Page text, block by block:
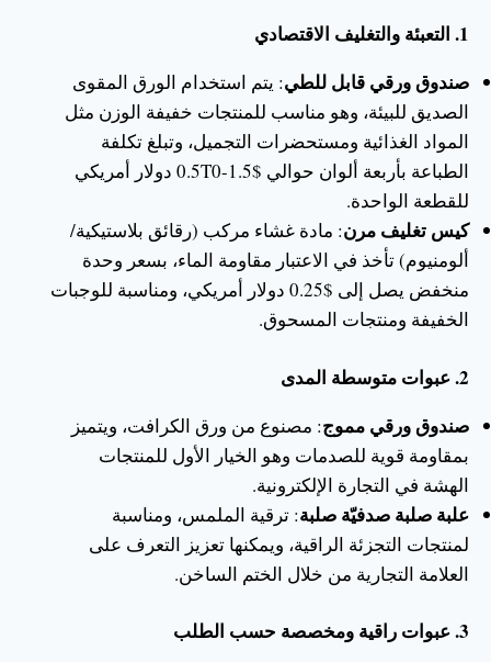
1. التعبئة والتغليف الاقتصادي
صندوق ورقي قابل للطي: يتم استخدام الورق المقوى
الصديق للبيئة، وهو مناسب للمنتجات خفيفة الوزن مثل
المواد الغذائية ومستحضرات التجميل، وتبلغ تكلفة
الطباعة بأربعة ألوان حوالي $0.5T0-1.5 دولار أمريكي
للقطعة الواحدة.
كيس تغليف مرن: مادة غشاء مركب (رقائق بلاستيكية/
ألومنيوم) تأخذ في الاعتبار مقاومة الماء، بسعر وحدة
منخفض يصل إلى $0.25 دولار أمريكي، ومناسبة للوجبات
الخفيفة ومنتجات المسحوق.
2. عبوات متوسطة المدى
صندوق ورقي مموج: مصنوع من ورق الكرافت، ويتميز
بمقاومة قوية للصدمات وهو الخيار الأول للمنتجات
الهشة في التجارة الإلكترونية.
علبة صلبة صدفيّة صلبة: ترقية الملمس، ومناسبة
لمنتجات التجزئة الراقية، ويمكنها تعزيز التعرف على
العلامة التجارية من خلال الختم الساخن.
3. عبوات راقية ومخصصة حسب الطلب